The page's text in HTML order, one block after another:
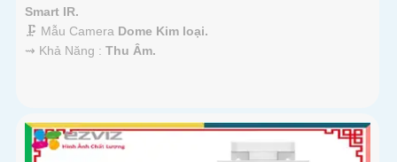
Smart IR.
🗜️ Mẫu Camera Dome Kim loại.
️⇝ Khả Năng : Thu Âm.